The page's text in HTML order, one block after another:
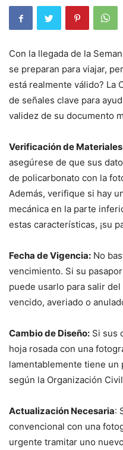
Con la llegada de la
se preparan para viajar,
está realmente válido? La
de señales clave para
validez de su documento
Verificación de
asegúrese de que sus
de policarbonato con la
Además, verifique si hay
mecánica en la parte
estas características, ¡su
Fecha de Vigencia: No
vencimiento. Si su
puede usarlo para salir
vencido, averiado o
Cambio de Diseño: Si sus
hoja rosada con una
lamentablemente tiene un
según la Organización
Actualización Necesaria:
convencional con una
urgente tramitar uno